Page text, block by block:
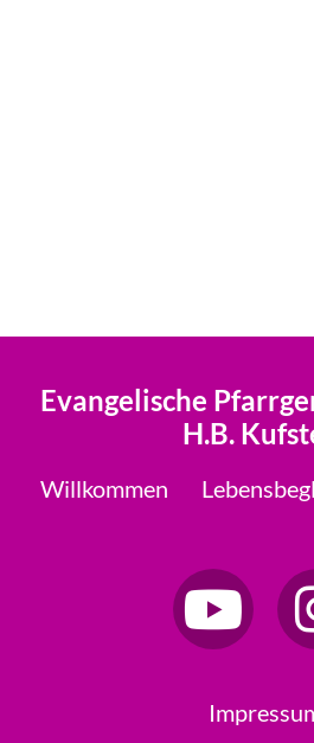
Evangelische
H.B.
Willkommen